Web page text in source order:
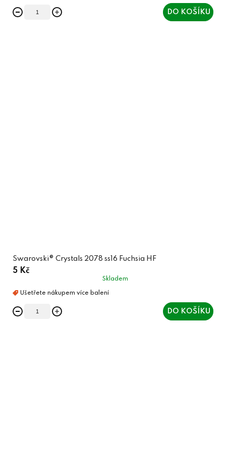
DO KOŠÍKU
Swarovski® Crystals 2078 ss16 Fuchsia HF
5 Kč
Skladem
DO KOŠÍKU